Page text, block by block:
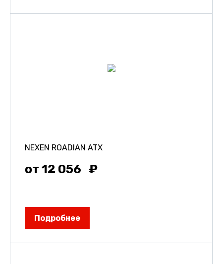
NEXEN ROADIAN ATX
от 12 056
Подробнее